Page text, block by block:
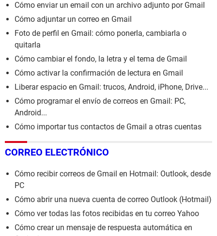
Cómo enviar un email con un archivo adjunto por Gmail
Cómo adjuntar un correo en Gmail
Foto de perfil en Gmail: cómo ponerla, cambiarla o
quitarla
Cómo cambiar el fondo, la letra y el tema de Gmail
Cómo activar la confirmación de lectura en Gmail
Liberar espacio en Gmail: trucos, Android, iPhone, Drive...
Cómo programar el envío de correos en Gmail: PC,
Android...
Cómo importar tus contactos de Gmail a otras cuentas
CORREO ELECTRÓNICO
Cómo recibir correos de Gmail en Hotmail: Outlook, desde
PC
Cómo abrir una nueva cuenta de correo Outlook (Hotmail)
Cómo ver todas las fotos recibidas en tu correo Yahoo
Cómo crear un mensaje de respuesta automática en